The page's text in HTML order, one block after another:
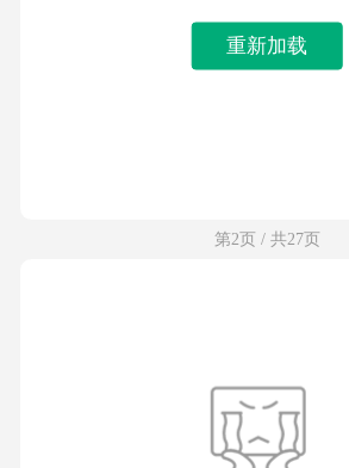
重新加载
第2页 / 共27页